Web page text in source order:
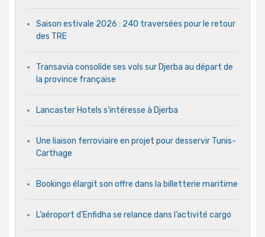
Saison estivale 2026 : 240 traversées pour le retour
des TRE
Transavia consolide ses vols sur Djerba au départ de
la province française
Lancaster Hotels s’intéresse à Djerba
Une liaison ferroviaire en projet pour desservir Tunis-
Carthage
Bookingo élargit son offre dans la billetterie maritime
L’aéroport d’Enfidha se relance dans l’activité cargo